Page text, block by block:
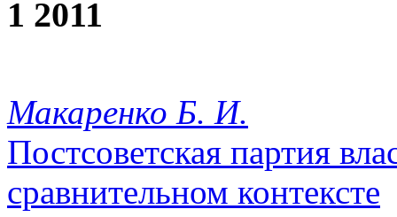
1 2011
Макаренко Б. И.
Постсоветская партия
сравнительном контексте